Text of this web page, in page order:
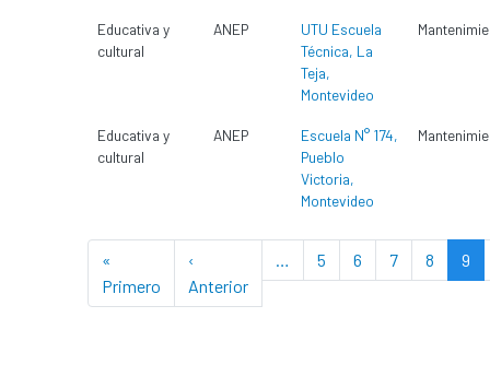
Educativa y
cultural
ANEP
UTU Escuela
Técnica, La
Teja,
Montevideo
Educativa y
cultural
ANEP
Escuela N° 174,
Pueblo
Victoria,
Montevideo
Paginación
«
Primero First page
‹
AnteriorPrevious page
5 6 7 8 9